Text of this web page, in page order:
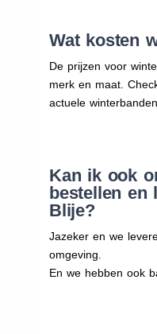
Wat kosten
De prijzen voor
merk en maat.
actuele
Kan ik ook
bestellen en
Blije?
Jazeker en we
omgeving.
En we hebben ook